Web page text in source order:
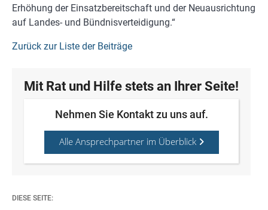
Erhöhung der Einsatzbereitschaft und der Neuausrichtung
auf Landes- und Bündnisverteidigung.“
Zurück zur Liste der Beiträge
Mit Rat und Hilfe stets an Ihrer Seite!
Nehmen Sie Kontakt zu uns auf.
Alle Ansprechpartner im Überblick
DIESE SEITE: